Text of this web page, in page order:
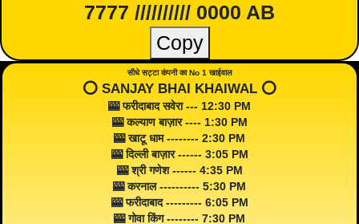
7777 ////////// 0000 AB
Copy
सीधे सट्टा कंपनी का No 1 खाईवाल
⭕️ SANJAY BHAI KHAIWAL ⭕️
🎰 फरीदाबाद सवेरा --- 12:30 PM
🎰 कल्याण बाज़ार ---- 1:30 PM
🎰 खाटू धाम -------- 2:30 PM
🎰 दिल्ली बाज़ार ------ 3:05 PM
🎰 श्री गणेश ------ 4:35 PM
🎰 करनाल ---------- 5:30 PM
🎰 फरीदाबाद --------- 6:05 PM
🎰 गोवा किंग -------- 7:30 PM